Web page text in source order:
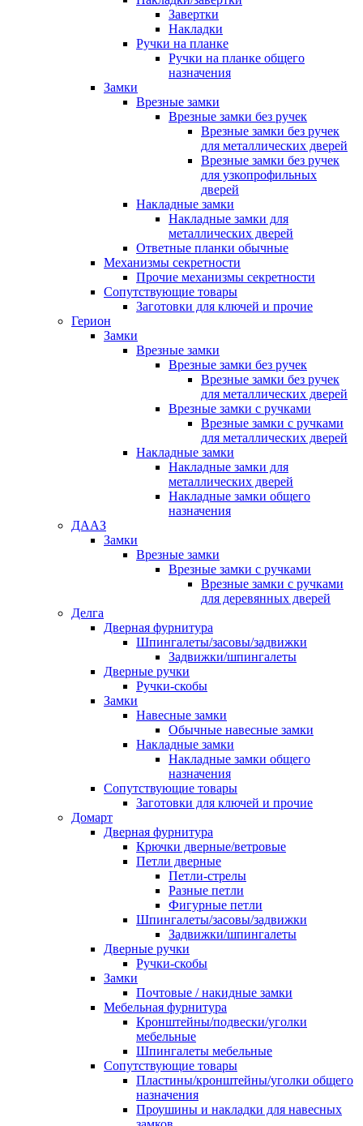
Завертки
Накладки
Ручки на планке
Ручки на планке общего
назначения
Замки
Врезные замки
Врезные замки без ручек
Врезные замки без ручек
для металлических дверей
Врезные замки без ручек
для узкопрофильных
дверей
Накладные замки
Накладные замки для
металлических дверей
Ответные планки обычные
Механизмы секретности
Прочие механизмы секретности
Сопутствующие товары
Заготовки для ключей и прочие
Герион
Замки
Врезные замки
Врезные замки без ручек
Врезные замки без ручек
для металлических дверей
Врезные замки с ручками
Врезные замки с ручками
для металлических дверей
Накладные замки
Накладные замки для
металлических дверей
Накладные замки общего
назначения
ДААЗ
Замки
Врезные замки
Врезные замки с ручками
Врезные замки с ручками
для деревянных дверей
Делга
Дверная фурнитура
Шпингалеты/засовы/задвижки
Задвижки/шпингалеты
Дверные ручки
Ручки-скобы
Замки
Навесные замки
Обычные навесные замки
Накладные замки
Накладные замки общего
назначения
Сопутствующие товары
Заготовки для ключей и прочие
Домарт
Дверная фурнитура
Крючки дверные/ветровые
Петли дверные
Петли-стрелы
Разные петли
Фигурные петли
Шпингалеты/засовы/задвижки
Задвижки/шпингалеты
Дверные ручки
Ручки-скобы
Замки
Почтовые / накидные замки
Мебельная фурнитура
Кронштейны/подвески/уголки
мебельные
Шпингалеты мебельные
Сопутствующие товары
Пластины/кронштейны/уголки общего
назначения
Проушины и накладки для навесных